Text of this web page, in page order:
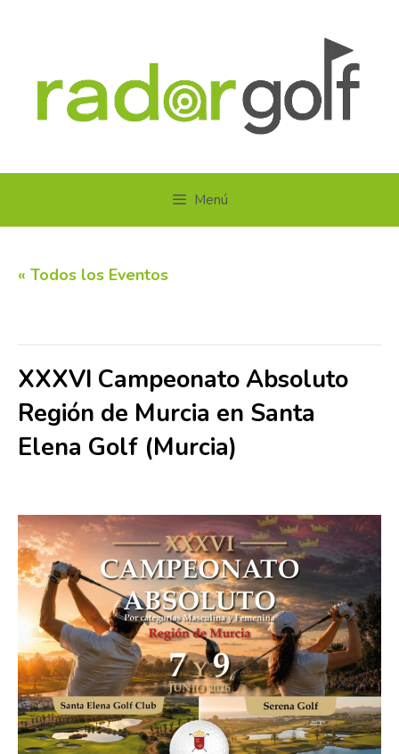
Menú
« Todos los Eventos
XXXVI Campeonato Absoluto
Región de Murcia en Santa
Elena Golf (Murcia)